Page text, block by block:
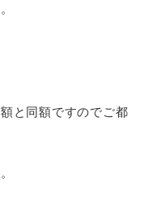
と同額ですのでご都